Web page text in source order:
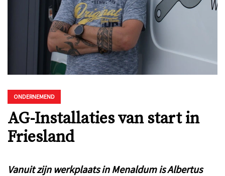
ONDERNEMEND
AG-Installaties van start in
Friesland
Vanuit zijn werkplaats in Menaldum is Albertus